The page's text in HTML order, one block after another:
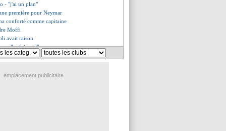
- "j'ai un plan"
première pour Neymar
conforté comme capitaine
Moffi
avait raison
- "ça fait mal"
de l'ère QSI
reste confiant
emplacement publicitaire